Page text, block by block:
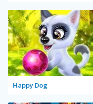
Happy Dog